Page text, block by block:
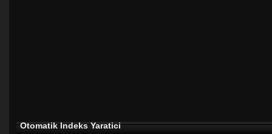
Otomatik Indeks Yaratici